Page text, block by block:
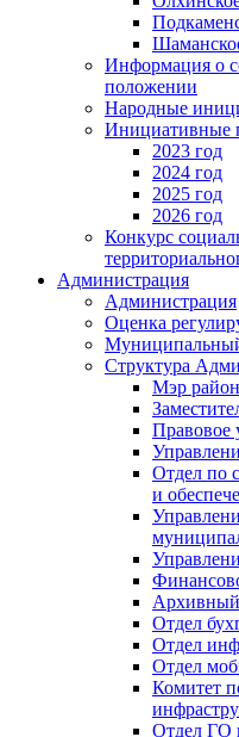
Информация о
положении
Народные
Инициативные
2023 год
2024 год
2025 год
2026 год
Конкурс
Администрация
Администрация
Оценка
Структура
Мэр
Правовое
Отдел по
и
Архивный
Отдел
Отдел
Отдел
Комитет
Отдел ГО